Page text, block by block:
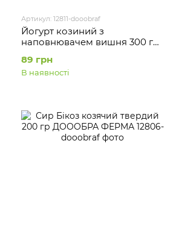
Артикул: 12811-dooobraf
Йогурт козиний з
наповнювачем вишня 300 г
89 грн
В наявності